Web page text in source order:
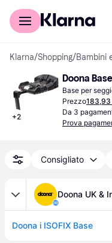
Per il tuo shopping
Klarna/Shopping/Bambini
+2
Doona
Base per
Prezzo
Da 3
Prova
Consigliato
Doona UK &
Doona i ISOFIX Base